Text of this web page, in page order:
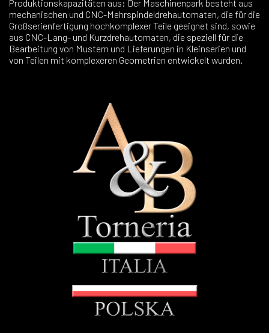
Produktionskapazitäten aus: Der Maschinenpark besteht aus
mechanischen und CNC-Mehrspindeldrehautomaten, die für die
Großserienfertigung hochkomplexer Teile geeignet sind, sowie
aus CNC-Lang- und Kurzdrehautomaten, die speziell für die
Bearbeitung von Mustern und Lieferungen in Kleinserien und
von Teilen mit komplexeren Geometrien entwickelt wurden.